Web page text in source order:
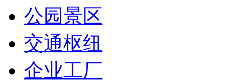
公园景区
交通枢纽
企业工厂